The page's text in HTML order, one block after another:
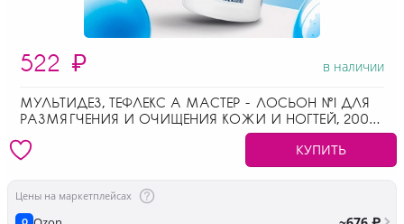
522 ₽ в наличии
МУЛЬТИДЕЗ, ТЕФЛЕКС А МАСТЕР - ЛОСЬОН №1 ДЛЯ
РАЗМЯГЧЕНИЯ И ОЧИЩЕНИЯ КОЖИ И НОГТЕЙ, 200
КУПИТЬ
Цены на маркетплейсах